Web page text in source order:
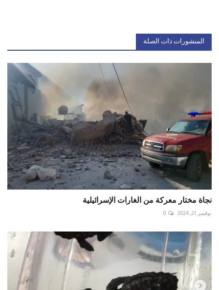
المنشورات ذات الصلة
نجاة مختار معركة من الغارات الإسرائيلية
نوفمبر 21, 2024 0